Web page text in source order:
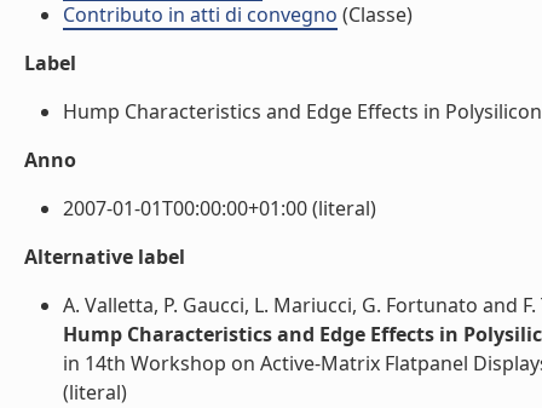
Contributo in atti di convegno (Classe)
Label
Hump Characteristics and Edge Effects in
Anno
2007-01-01T00:00:00+01:00 (literal)
Alternative label
A. Valletta, P. Gaucci, L. Mariucci, G. Fortunato and
Hump Characteristics and Edge Effects in
in 14th Workshop on Active-Matrix Flatpanel
(literal)